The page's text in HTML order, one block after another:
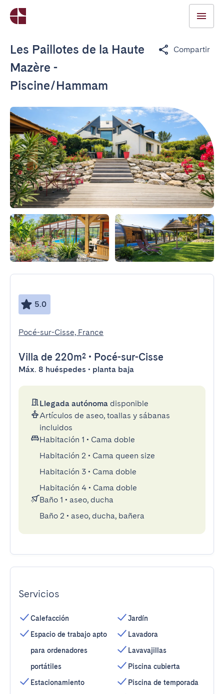
Les Paillotes de la Haute
Mazère -
Piscine/Hammam
Compartir
5.0
Pocé-sur-Cisse, France
Villa de 220m² • Pocé-sur-Cisse
Máx. 8 huéspedes • planta baja
Llegada autónoma disponible
Artículos de aseo, toallas y sábanas
incluidos
Habitación 1 • Cama doble
Habitación 2 • Cama queen size
Habitación 3 • Cama doble
Habitación 4 • Cama doble
Baño 1 • aseo, ducha
Baño 2 • aseo, ducha, bañera
Servicios
Calefacción
Espacio de trabajo apto
para ordenadores
portátiles
Estacionamiento
Jardín
Lavadora
Lavavajillas
Piscina cubierta
Piscina de temporada